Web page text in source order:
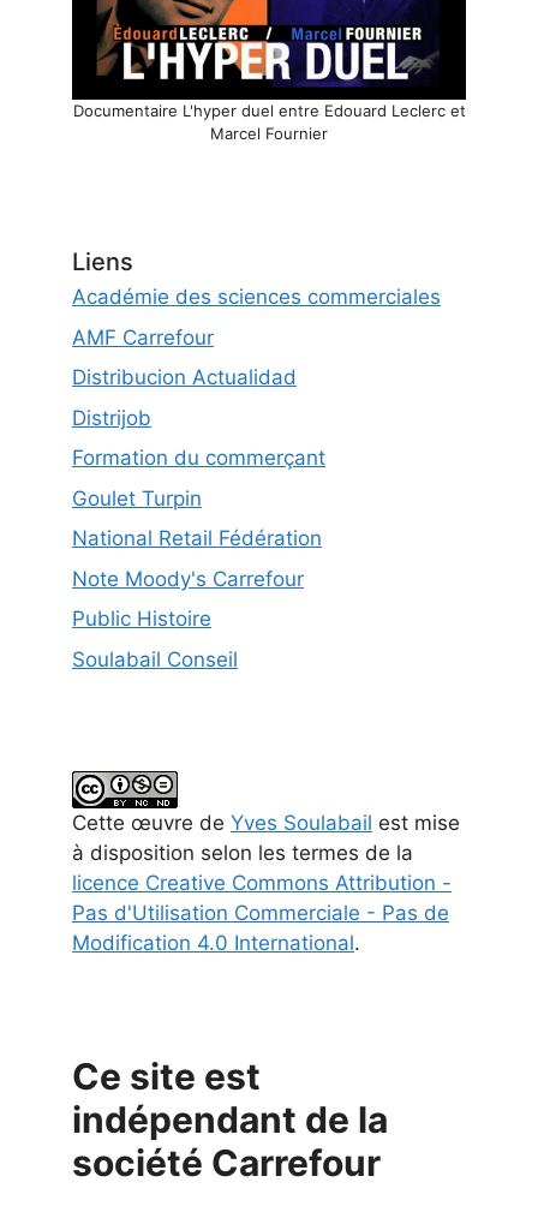
Documentaire L'hyper duel entre Edouard Leclerc et
Marcel Fournier
Liens
Académie des sciences commerciales
AMF Carrefour
Distribucion Actualidad
Distrijob
Formation du commerçant
Goulet Turpin
National Retail Fédération
Note Moody's Carrefour
Public Histoire
Soulabail Conseil
Cette œuvre de Yves Soulabail est mise
à disposition selon les termes de la
licence Creative Commons Attribution -
Pas d'Utilisation Commerciale - Pas de
Modification 4.0 International.
Ce site est
indépendant de la
société Carrefour